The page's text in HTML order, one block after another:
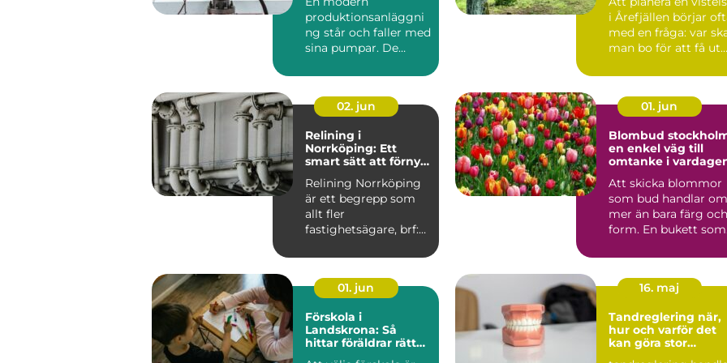
produktionsanläggni
ng står och faller med
sina pumpar. De
i Årefjällen börjar
med en fråga: var
man bo för att få ut
02. jun
Relining i
Norrköping: Ett
smart sätt att förnya
Relining Norrköping
är ett begrepp som
allt fler
fastighetsägare, brf:er
01. jun
Blombud
en enkel väg till
omtanke i
Att skicka blommor
som bud handlar om
mer än bara färg och
form. En bukett som
dör...
01. jun
Förskola i
Landskrona: Så
hittar föräldrar rätt
16. maj
Tandreglering när,
hur och varför det
kan göra stor